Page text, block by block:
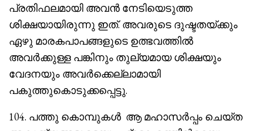
പ്രതിഫലമായി അവൻ നേടിയെടുത്ത
ശിക്ഷയായിരുന്നു ഇത്. അവരുടെ ദുഷ്ടതയ്ക്കും
ഏഴു മാരകപാപങ്ങളുടെ ഉത്ഭവത്തിൽ
അവർക്കുള്ള പങ്കിനും തുല്യമായ ശിക്ഷയും
വേദനയും അവർക്കെല്ലാമായി
പകുത്തുകൊടുക്കപ്പെട്ടു.
104. പത്തു കൊമ്പുകൾ ആ മഹാസർപ്പം ചെയ്ത